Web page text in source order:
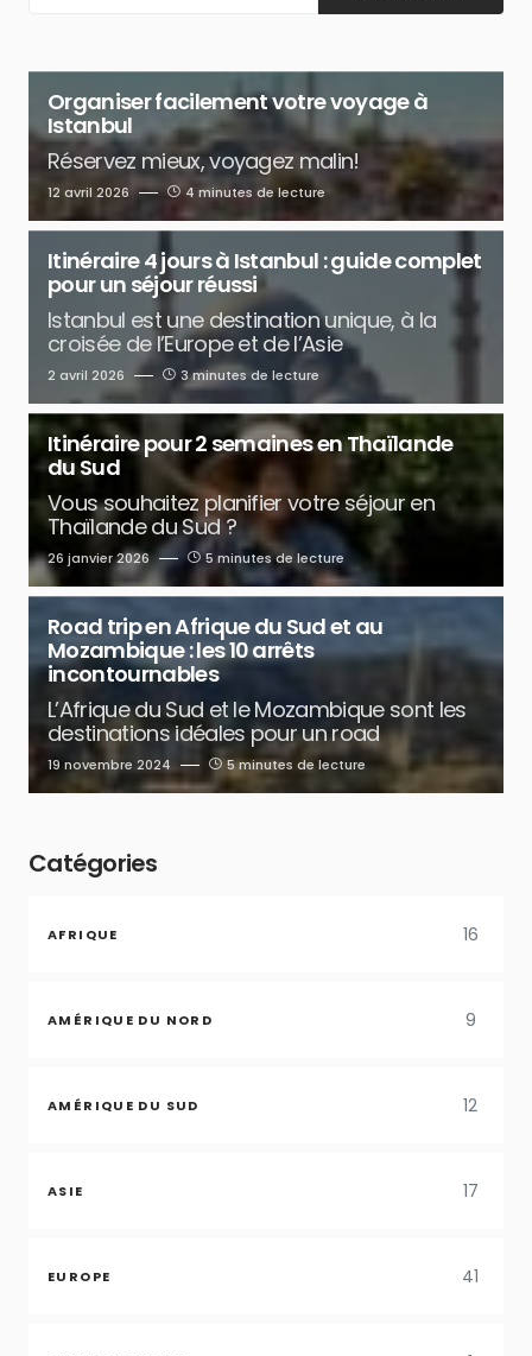
Organiser facilement votre voyage à
Istanbul
Réservez mieux, voyagez malin!
12 avril 2026 4 minutes de lecture
Itinéraire 4 jours à Istanbul : guide complet
pour un séjour réussi
Istanbul est une destination unique, à la
croisée de l’Europe et de l’Asie
2 avril 2026 3 minutes de lecture
Itinéraire pour 2 semaines en Thaïlande
du Sud
Vous souhaitez planifier votre séjour en
Thaïlande du Sud ?
26 janvier 2026 5 minutes de lecture
Road trip en Afrique du Sud et au
Mozambique : les 10 arrêts
incontournables
L’Afrique du Sud et le Mozambique sont les
destinations idéales pour un road
19 novembre 2024 5 minutes de lecture
Catégories
AFRIQUE 16
AMÉRIQUE DU NORD 9
AMÉRIQUE DU SUD 12
ASIE 17
EUROPE 41